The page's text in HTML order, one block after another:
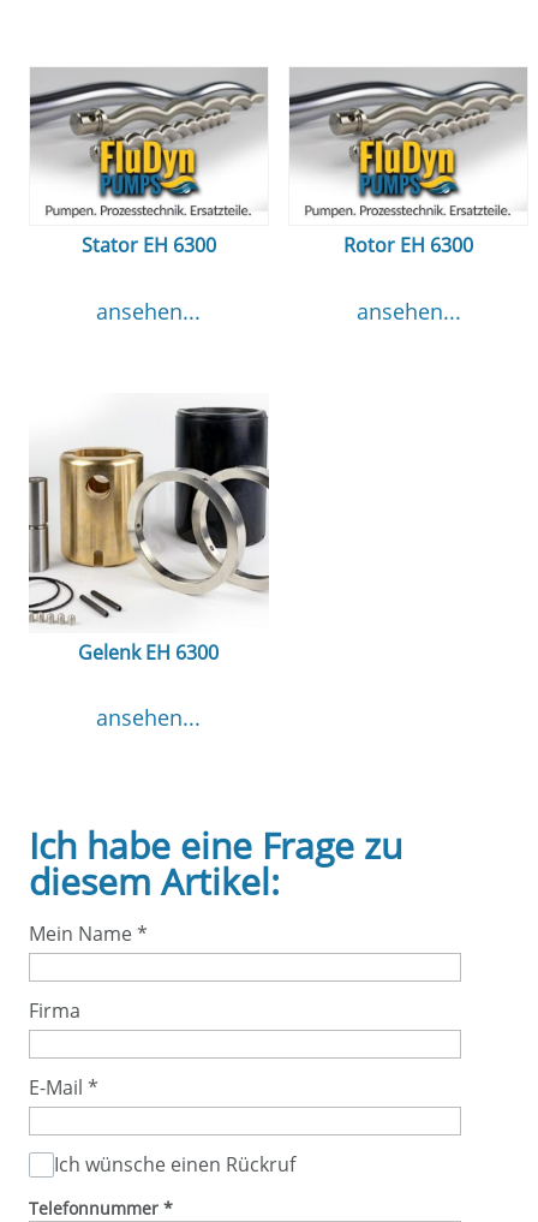
Stator EH 6300
ansehen...
Rotor EH 6300
ansehen...
Gelenk EH 6300
ansehen...
Ich habe eine Frage zu
diesem Artikel:
Mein Name*
Firma
E-Mail *
Ich wünsche einen Rückruf
Telefonnummer *